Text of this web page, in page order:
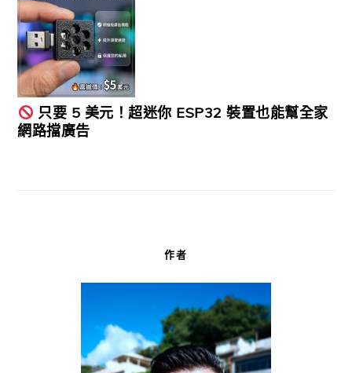
只要 5 美元！超迷你 ESP32 裝置也能幫全家
網路擋廣告
作者